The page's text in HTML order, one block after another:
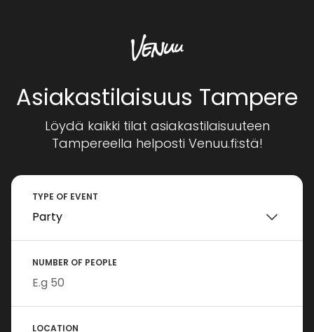
Asiakastilaisuus Tampere
Löydä kaikki tilat asiakastilaisuuteen
Tampereella helposti Venuu.fi:stä!
TYPE OF EVENT
NUMBER OF PEOPLE
LOCATION